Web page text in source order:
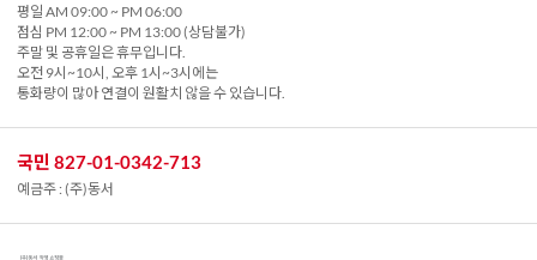
평일 AM 09:00 ~ PM 06:00
점심 PM 12:00 ~ PM 13:00 (상담불가)
주말 및 공휴일은 휴무입니다.
오전 9시~10시, 오후 1시~3시에는
통화량이 많아 연결이 원활치 않을 수 있습니다.
국민 827-01-0342-713
예금주 : (주)동서